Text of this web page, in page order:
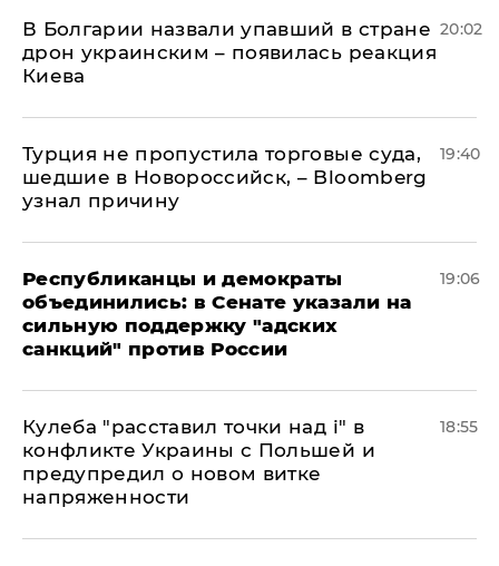
В Болгарии назвали упавший в стране
дрон украинским – появилась реакция
Киева
20:02
Турция не пропустила торговые суда,
шедшие в Новороссийск, – Bloomberg
узнал причину
19:40
Республиканцы и демократы
объединились: в Сенате указали на
сильную поддержку "адских
санкций" против России
19:06
Кулеба "расставил точки над і" в
конфликте Украины с Польшей и
предупредил о новом витке
напряженности
18:55